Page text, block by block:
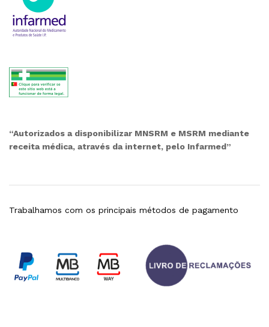
“Autorizados a disponibilizar MNSRM e MSRM mediante
receita médica, através da internet, pelo Infarmed”
Trabalhamos com os principais métodos de pagamento